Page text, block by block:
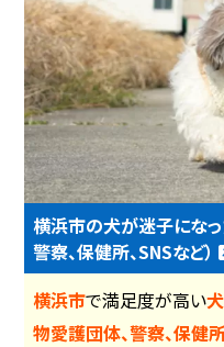
横浜市の犬が迷子にな
警察、保健所、SNSなど）
横浜市で満足度が高い
物愛護団体、警察、保健所